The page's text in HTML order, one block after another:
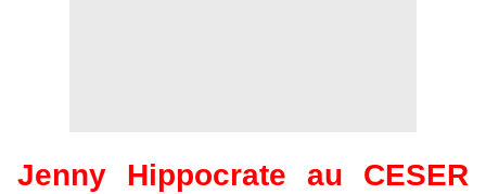
Jenny Hippocrate au CESER